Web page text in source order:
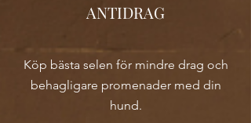
ANTIDRAG
Köp bästa selen för mindre drag och
behagligare promenader med din
hund.